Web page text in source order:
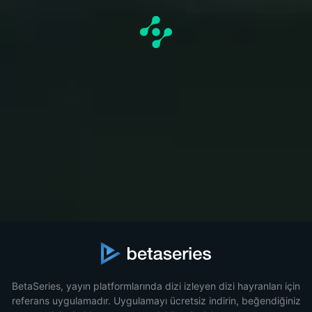
BetaSeries, yayın platformlarında dizi izleyen dizi hayranları için
referans uygulamadır. Uygulamayı ücretsiz indirin, beğendiğiniz